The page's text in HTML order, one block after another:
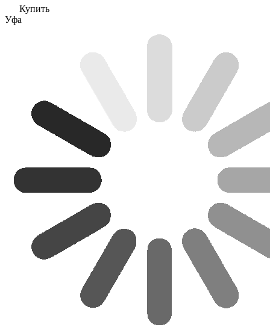
Купить
Уфа